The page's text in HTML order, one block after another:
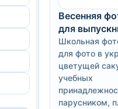
Весенняя
для
Школьная
для фото в
цветущей
учебных
парусником,